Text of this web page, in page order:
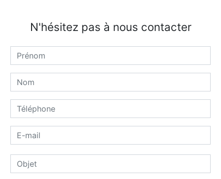
N'hésitez pas à nous contacter